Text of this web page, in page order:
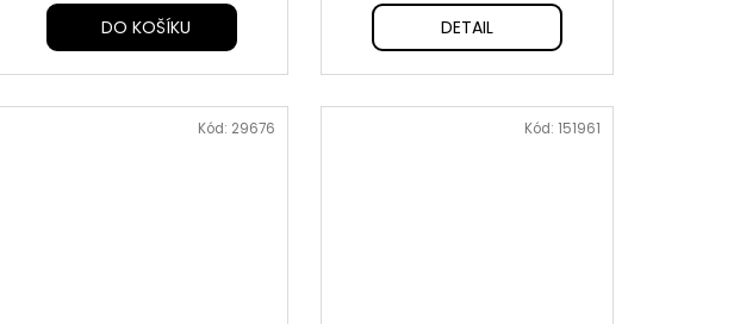
DO KOŠÍKU DETAIL
Kód: 29676 Kód: 151961